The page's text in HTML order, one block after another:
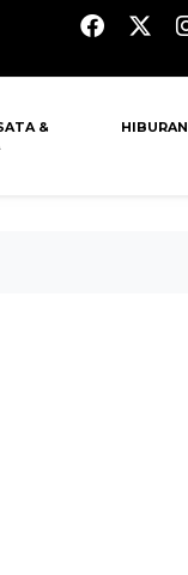
&
HIBURAN